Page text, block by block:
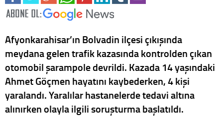
Afyonkarahisar’ın Bolvadin ilçesi çıkışında
meydana gelen trafik kazasında kontrolden çıkan
otomobil şarampole devrildi. Kazada 14 yaşındaki
Ahmet Göçmen hayatını kaybederken, 4 kişi
yaralandı. Yaralılar hastanelerde tedavi altına
alınırken olayla ilgili soruşturma başlatıldı.